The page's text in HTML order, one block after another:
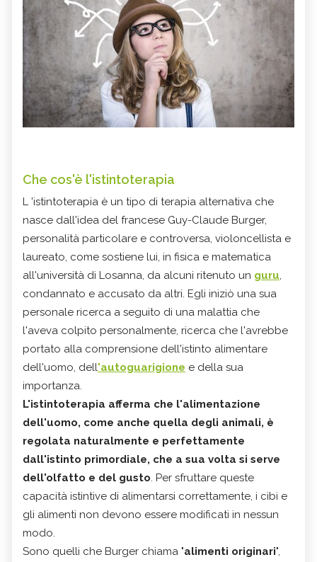
Che cos'è l'istintoterapia
L 'istintoterapia è un tipo di terapia alternativa che
nasce dall'idea del francese Guy-Claude Burger,
personalità particolare e controversa, violoncellista e
laureato, come sostiene lui, in fisica e matematica
all'università di Losanna, da alcuni ritenuto un guru,
condannato e accusato da altri. Egli iniziò una sua
personale ricerca a seguito di una malattia che
l'aveva colpito personalmente, ricerca che l'avrebbe
portato alla comprensione dell'istinto alimentare
dell'uomo, dell'autoguarigione e della sua
importanza.
L'istintoterapia afferma che l'alimentazione
dell'uomo, come anche quella degli animali, è
regolata naturalmente e perfettamente
dall'istinto primordiale, che a sua volta si serve
dell'olfatto e del gusto. Per sfruttare queste
capacità istintive di alimentarsi correttamente, i cibi e
gli alimenti non devono essere modificati in nessun
modo.
Sono quelli che Burger chiama "alimenti originari",